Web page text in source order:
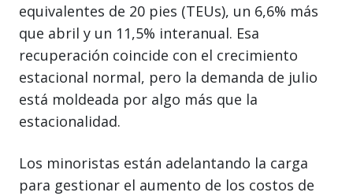
equivalentes de 20 pies (TEUs), un 6,6% más
que abril y un 11,5% interanual. Esa
recuperación coincide con el crecimiento
estacional normal, pero la demanda de julio
está moldeada por algo más que la
estacionalidad.
Los minoristas están adelantando la carga
para gestionar el aumento de los costos de